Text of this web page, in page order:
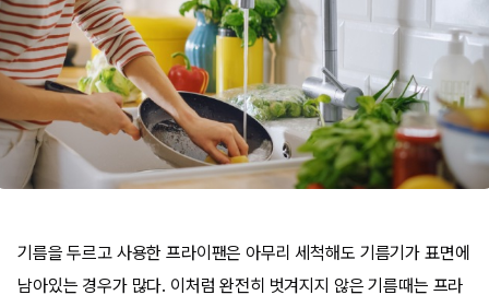
기름을 두르고 사용한 프라이팬은 아무리 세척해도 기름기가 표면에
남아있는 경우가 많다. 이처럼 완전히 벗겨지지 않은 기름때는 프라